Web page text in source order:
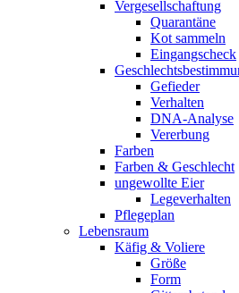
Vergesellschaftung
Quarantäne
Kot sammeln
Eingangscheck
Gefieder
Verhalten
DNA-Analyse
Vererbung
Farben
Farben & Geschlecht
ungewollte Eier
Legeverhalten
Pflegeplan
Lebensraum
Käfig & Voliere
Größe
Form